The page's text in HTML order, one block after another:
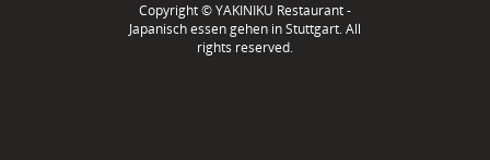
Copyright ©YAKINIKU Restaurant -
Japanisch essen gehen in Stuttgart. All
rights reserved.